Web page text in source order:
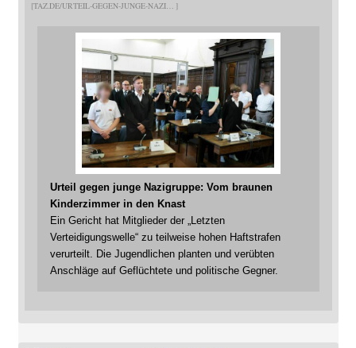
TAZ.DE/URTEIL-GEGEN-JUNGE-NAZI
Urteil gegen junge Nazigruppe: Vom braunen
Kinderzimmer in den Knast
Ein Gericht hat Mitglieder der „Letzten
Verteidigungswelle“ zu teilweise hohen Haftstrafen
verurteilt. Die Jugendlichen planten und verübten
Anschläge auf Geflüchtete und politische Gegner.